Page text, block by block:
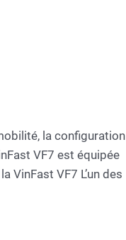
la configuration
VF7 est équipée
VinFast VF7 L’un des